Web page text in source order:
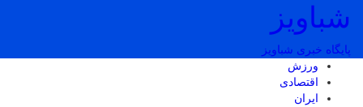
شباویز
پایگاه خبری شباویز
ورزش
اقتصادی
ایران